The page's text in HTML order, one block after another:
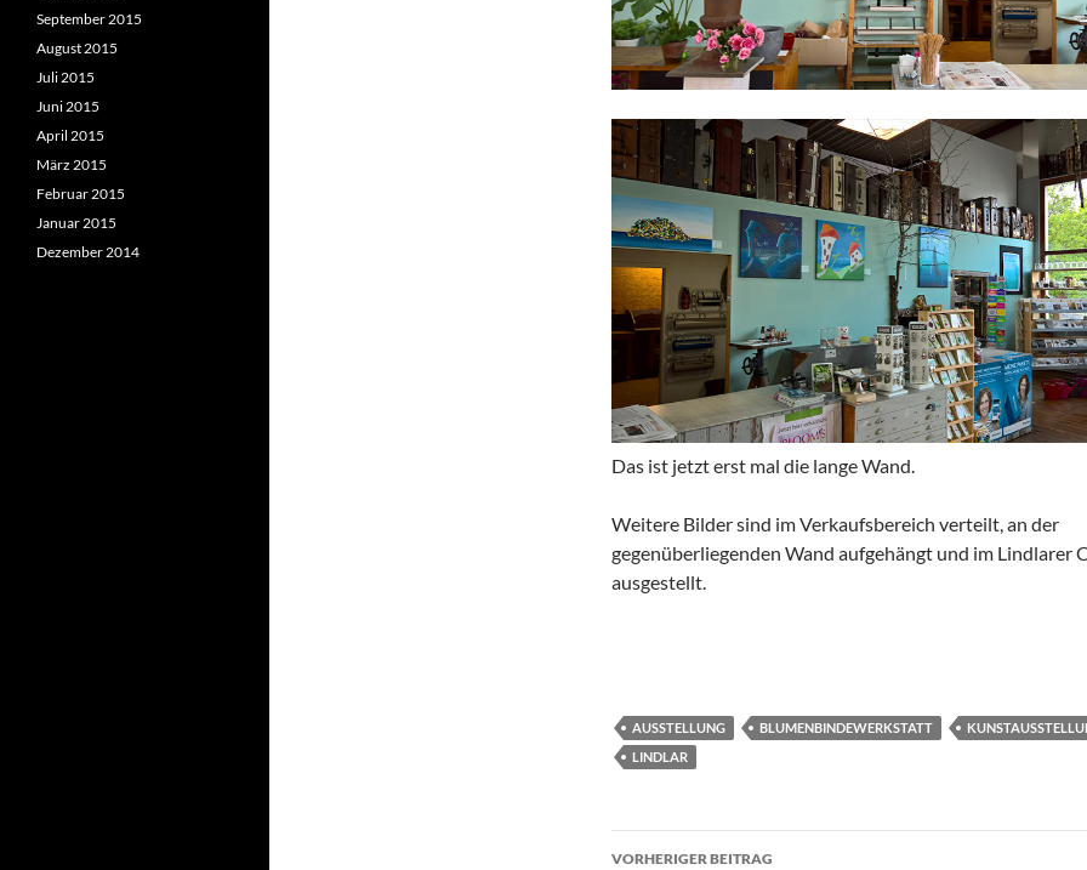
Das ist jetzt erst mal die lange Wand.
Weitere Bilder sind im Verkaufsbereich verteilt, an der
gegenüberliegenden Wand aufgehängt und im Lindlarer
ausgestellt.
AUSSTELLUNG BLUMENBINDEWERKSTATT
LINDLAR
Beitragsnavigation
VORHERIGER BEITRAG
September 2015
August 2015
Juli 2015
Juni 2015
April 2015
März 2015
Februar 2015
Januar 2015
Dezember 2014